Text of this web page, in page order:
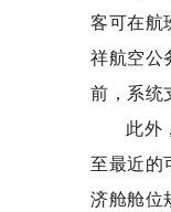
客可在航
祥航空公
前，系统
此外
至最近的
济舱舱位